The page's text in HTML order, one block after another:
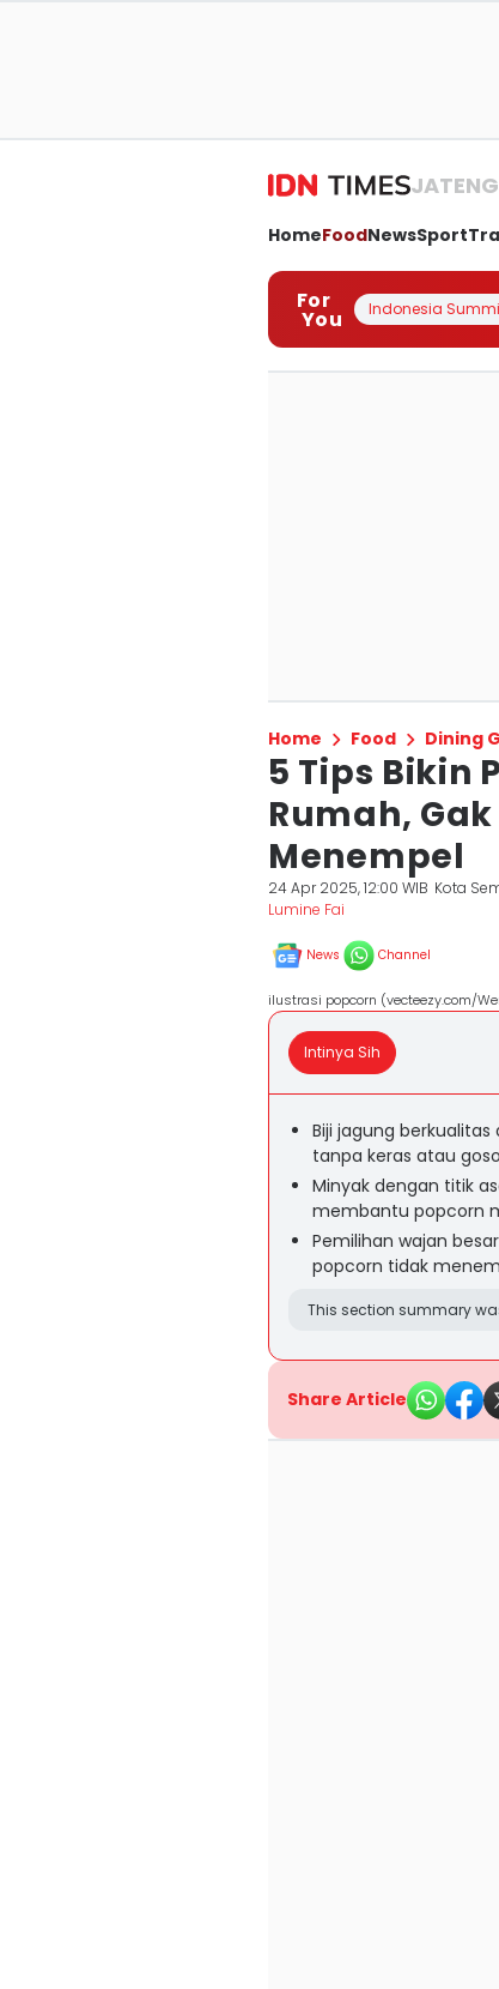
JATENG
HomeFoodNewsSport
For
You Indonesia
Home Food Dining
5 Tips Bikin
Rumah,
Menempel
24 Apr 2025, 12:00 WIB Kota
Lumine Fai
News Channel
ilustrasi popcorn (vecteezy.com/
Intinya Sih
Biji jagung
tanpa keras atau
Minyak dengan titik
membantu popcorn
Pemilihan wajan
popcorn tidak
This section summary
Share Article